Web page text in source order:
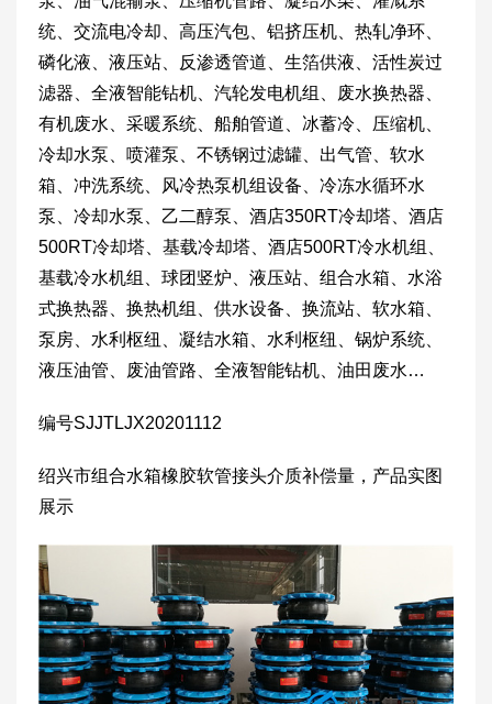
统、交流电冷却、高压汽包、铝挤压机、热轧净环、
磷化液、液压站、反渗透管道、生箔供液、活性炭过
滤器、全液智能钻机、汽轮发电机组、废水换热器、
有机废水、采暖系统、船舶管道、冰蓄冷、压缩机、
冷却水泵、喷灌泵、不锈钢过滤罐、出气管、软水
箱、冲洗系统、风冷热泵机组设备、冷冻水循环水
泵、冷却水泵、乙二醇泵、酒店350RT冷却塔、酒店
500RT冷却塔、基载冷却塔、酒店500RT冷水机组、
基载冷水机组、球团竖炉、液压站、组合水箱、水浴
式换热器、换热机组、供水设备、换流站、软水箱、
泵房、水利枢纽、凝结水箱、水利枢纽、锅炉系统、
液压油管、废油管路、全液智能钻机、油田废水…
编号SJJTLJX20201112
绍兴市组合水箱橡胶软管接头介质补偿量，产品实图
展示